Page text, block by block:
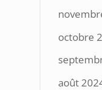
octobre
août